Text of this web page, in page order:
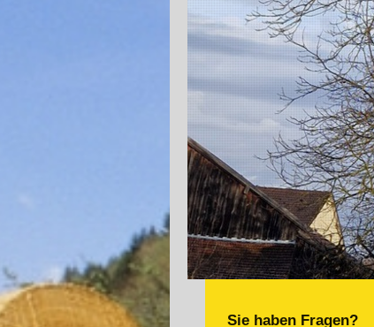
Sie haben Fragen?